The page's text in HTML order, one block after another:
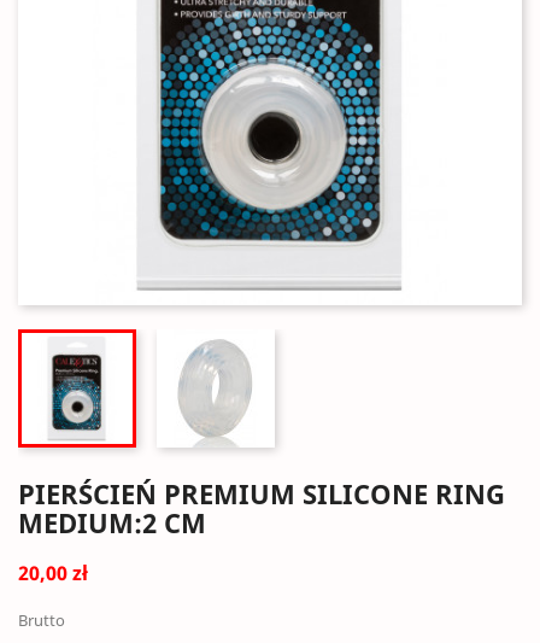
PIERŚCIEŃ PREMIUM SILICONE RING
MEDIUM:2 CM
20,00 zł
Brutto